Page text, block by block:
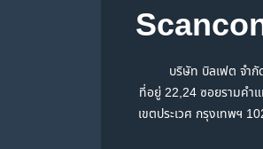
บริษัท บิลเฟต จำ
ที่อยู่ 22,24 ซอยรามคำ
เขตประเวศ กรุงเทพฯ